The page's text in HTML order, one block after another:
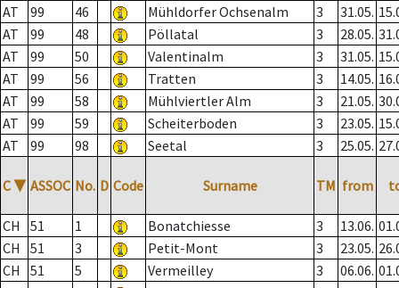
AT
99 46 Mühldorfer Ochsenalm 3 31.05.
AT
99 48 Pöllatal 3 28.05.
AT
99 50 Valentinalm 3 31.05.
AT
99 56 Tratten 3 14.05.
AT
99 58 Mühlviertler Alm 3 21.05.
AT
99 59 Scheiterboden 3 23.05.
AT
99 98 Seetal 3 25.05.
C ▼ ASSOC No. D Code Surname TM from
CH 51 1 Bonatchiesse 3 13.06.
CH
51 3 Petit-Mont 3 23.05.
CH
51 5 Vermeilley 3 06.06.